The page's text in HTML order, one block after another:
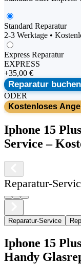
Standard Reparatur
2-3 Werktage •
Express Reparatur
EXPRESS
+35,00 €
Reparatur
ODER
Kostenloses
Iphone 15 Plus
Service –
Reparatur-
Reparatur-Service
Iphone 15 Plus
Handy